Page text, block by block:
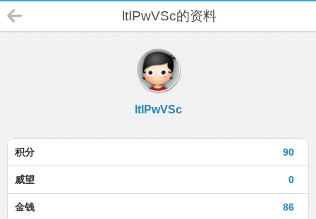
ltIPwVSc的资料
ltIPwVSc
90
积分
0
威望
86
金钱